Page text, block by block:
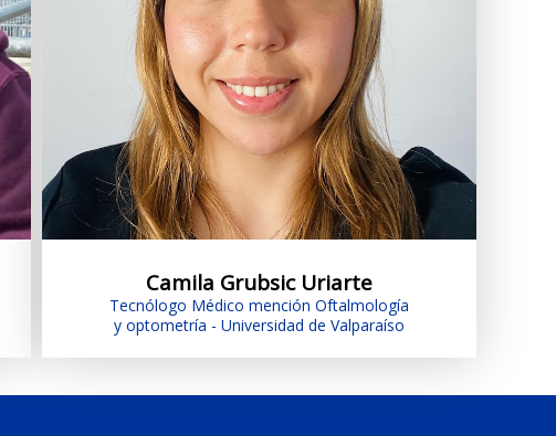
Camila Grubsic Uriarte
Tecnólogo Médico mención Oftalmología
y optometría - Universidad de Valparaíso